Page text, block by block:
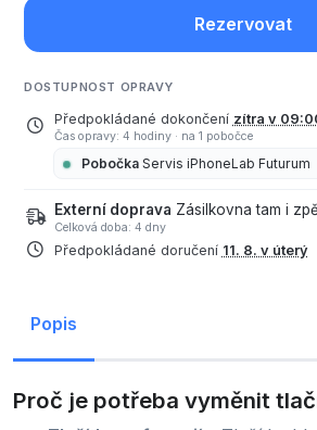
Rezervovat
DOSTUPNOST OPRAVY
Předpokládané dokončení zítra v
Čas opravy: 4 hodiny · na 1 pobočce
Pobočka Servis iPhoneLab Futurum
Externí doprava Zásilkovna tam i
Celková doba: 4 dny
Předpokládané doručení 11. 8. v úterý
Popis
Proč je potřeba vyměnit